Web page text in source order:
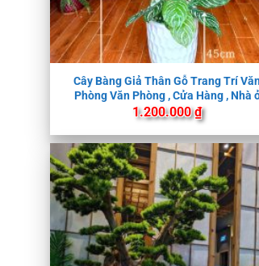
Cây Bàng Giả Thân Gỗ Trang Trí
Phòng Văn Phòng , Cửa Hàng , Nhà
1.200.000₫